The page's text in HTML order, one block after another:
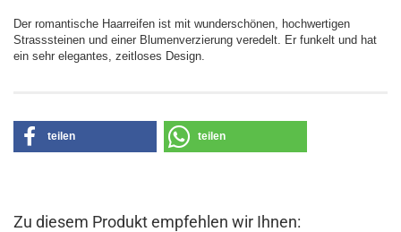
Der romantische Haarreifen ist mit wunderschönen, hochwertigen
Strasssteinen und einer Blumenverzierung veredelt. Er funkelt und hat
ein sehr elegantes, zeitloses Design.
teilen teilen
Zu diesem Produkt empfehlen wir Ihnen: